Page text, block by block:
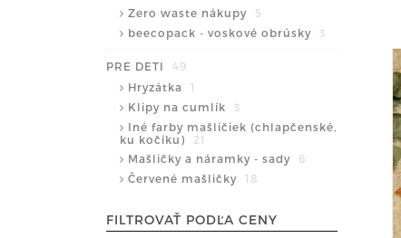
Zero waste nákupy
5
beecopack - voskové obrúsky
3
PRE DETI
49
Hryzátka
1
Klipy na cumlík
3
Iné farby mašličiek (chlapčenské,
ku kočíku)
21
Mašličky a náramky - sady
6
Červené mašličky
18
FILTROVAŤ PODĽA CENY